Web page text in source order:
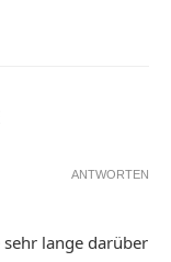
lange darüber
ANTWORTEN